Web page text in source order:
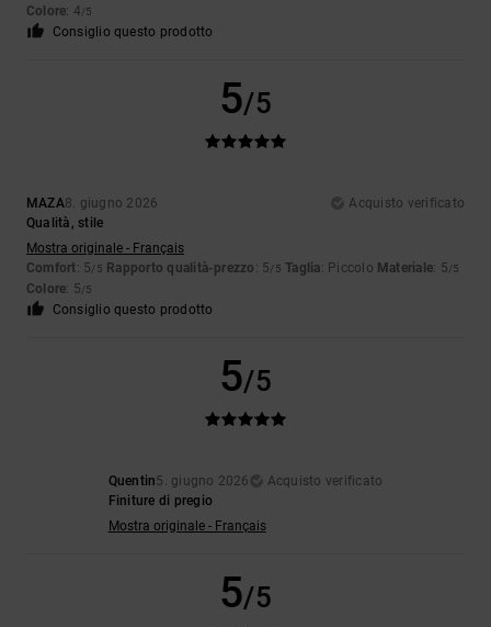
Colore: 4/5
Consiglio questo prodotto
5/5
MAZA8. giugno 2026
Acquisto verificato
Qualità, stile
Mostra originale - Français
Comfort: 5/5 Rapporto qualità-prezzo : 5/5 Taglia: Piccolo Materiale: 5/5
Colore: 5/5
Consiglio questo prodotto
5/5
Quentin5. giugno 2026
Acquisto verificato
Finiture di pregio
Mostra originale - Français
5/5